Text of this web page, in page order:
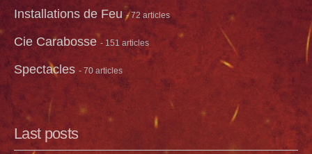
Installations de Feu- 72 articles
Cie Carabosse- 151 articles
Spectacles - 70 articles
Last posts